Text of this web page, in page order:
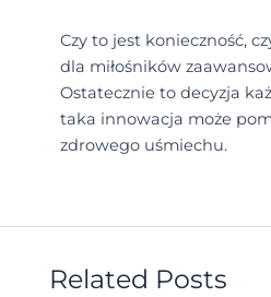
Czy to jest konieczność,
dla miłośników
Ostatecznie to decyzja
taka innowacja może
zdrowego uśmiechu.
Related Posts